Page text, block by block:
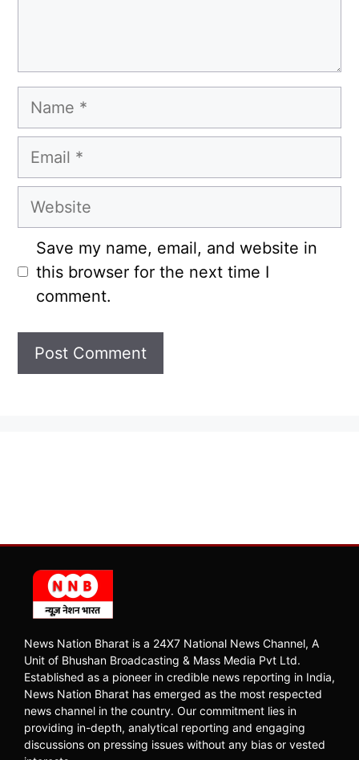
Name
Email
Website
Save my name, email, and website in
this browser for the next time I
comment.
News Nation Bharat is a 24X7 National News Channel, A
Unit of Bhushan Broadcasting & Mass Media Pvt Ltd.
Established as a pioneer in credible news reporting in India,
News Nation Bharat has emerged as the most respected
news channel in the country. Our commitment lies in
providing in-depth, analytical reporting and engaging
discussions on pressing issues without any bias or vested